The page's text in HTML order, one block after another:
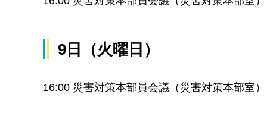
9日（火曜日）
16:00 災害対策本部員会議（災害対策本部室）